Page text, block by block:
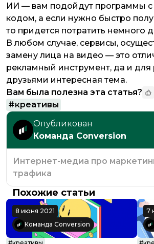
ИИ — вам подойдут программы с
кодом, а если нужно быстро
то придется потратить немного
В любом случае, сервисы,
замену лица на видео — это
рекламный инструмент, да и для
друзьями интересная тема.
Вам была полезна эта статья?
#креативы
Опубликован
Команда Conversion
Интернет-медиа про
трафика
Похожие статьи
8 июня 2021
Команда Conversion
7